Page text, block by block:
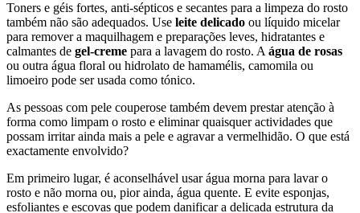
Toners e géis fortes, anti-sépticos e secantes para a limpeza do rosto
também não são adequados. Use leite delicado ou líquido micelar
para remover a maquilhagem e preparações leves, hidratantes e
calmantes de gel-creme para a lavagem do rosto. A água de rosas
ou outra água floral ou hidrolato de hamamélis, camomila ou
limoeiro pode ser usada como tónico.
As pessoas com pele couperose também devem prestar atenção à
forma como limpam o rosto e eliminar quaisquer actividades que
possam irritar ainda mais a pele e agravar a vermelhidão. O que está
exactamente envolvido?
Em primeiro lugar, é aconselhável usar água morna para lavar o
rosto e não morna ou, pior ainda, água quente. E evite esponjas,
esfoliantes e escovas que podem danificar a delicada estrutura da